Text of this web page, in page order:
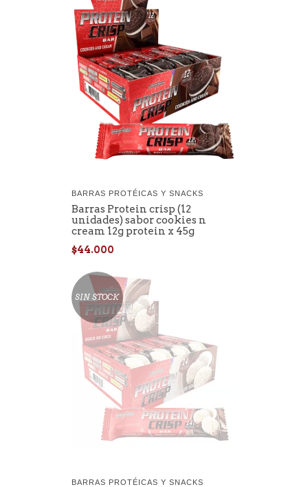
BARRAS PROTÉICAS Y SNACKS
Barras Protein crisp (12
unidades) sabor cookies n
cream 12g protein x 45g
$44.000
SIN STOCK
BARRAS PROTÉICAS Y SNACKS